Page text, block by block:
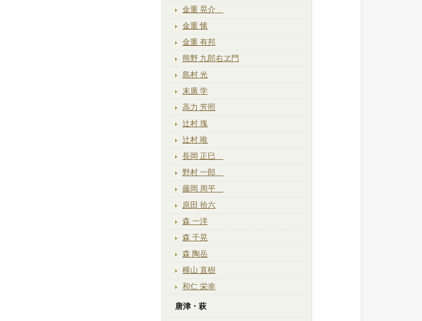
金重 晃介
金重 愫
金重 有邦
熊野 九郎右ヱ門
島村 光
末廣 学
高力 芳照
辻村 塊
辻村 唯
長岡 正巳
野村 一郎
藤岡 周平
原田 拾六
森 一洋
森 千晃
森 陶岳
横山 直樹
和仁 栄幸
唐津・萩